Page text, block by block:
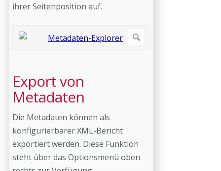
ihrer Seitenposition auf.
Export von
Metadaten
Die Metadaten können als
konfigurierbarer XML-Bericht
exportiert werden. Diese Funktion
steht über das Optionsmenü oben